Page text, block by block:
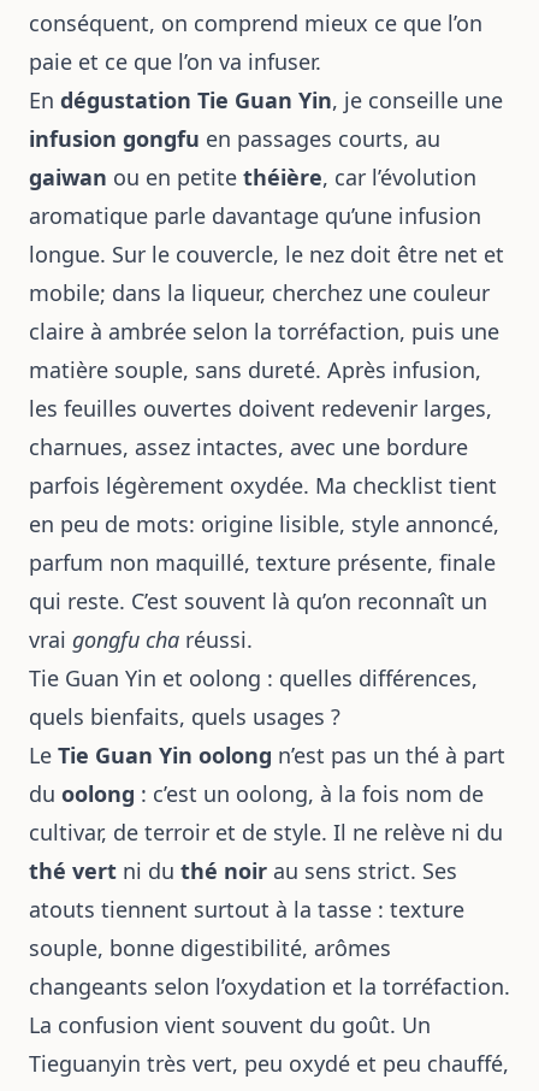
conséquent, on comprend mieux ce que l’on
paie et ce que l’on va infuser.
En dégustation Tie Guan Yin, je conseille une
infusion gongfu en passages courts, au
gaiwan ou en petite théière, car l’évolution
aromatique parle davantage qu’une infusion
longue. Sur le couvercle, le nez doit être net et
mobile; dans la liqueur, cherchez une couleur
claire à ambrée selon la torréfaction, puis une
matière souple, sans dureté. Après infusion,
les feuilles ouvertes doivent redevenir larges,
charnues, assez intactes, avec une bordure
parfois légèrement oxydée. Ma checklist tient
en peu de mots: origine lisible, style annoncé,
parfum non maquillé, texture présente, finale
qui reste. C’est souvent là qu’on reconnaît un
vrai gongfu cha réussi.
Tie Guan Yin et oolong : quelles différences,
quels bienfaits, quels usages ?
Le Tie Guan Yin oolong n’est pas un thé à part
du oolong : c’est un oolong, à la fois nom de
cultivar, de terroir et de style. Il ne relève ni du
thé vert ni du thé noir au sens strict. Ses
atouts tiennent surtout à la tasse : texture
souple, bonne digestibilité, arômes
changeants selon l’oxydation et la torréfaction.
La confusion vient souvent du goût. Un
Tieguanyin très vert, peu oxydé et peu chauffé,